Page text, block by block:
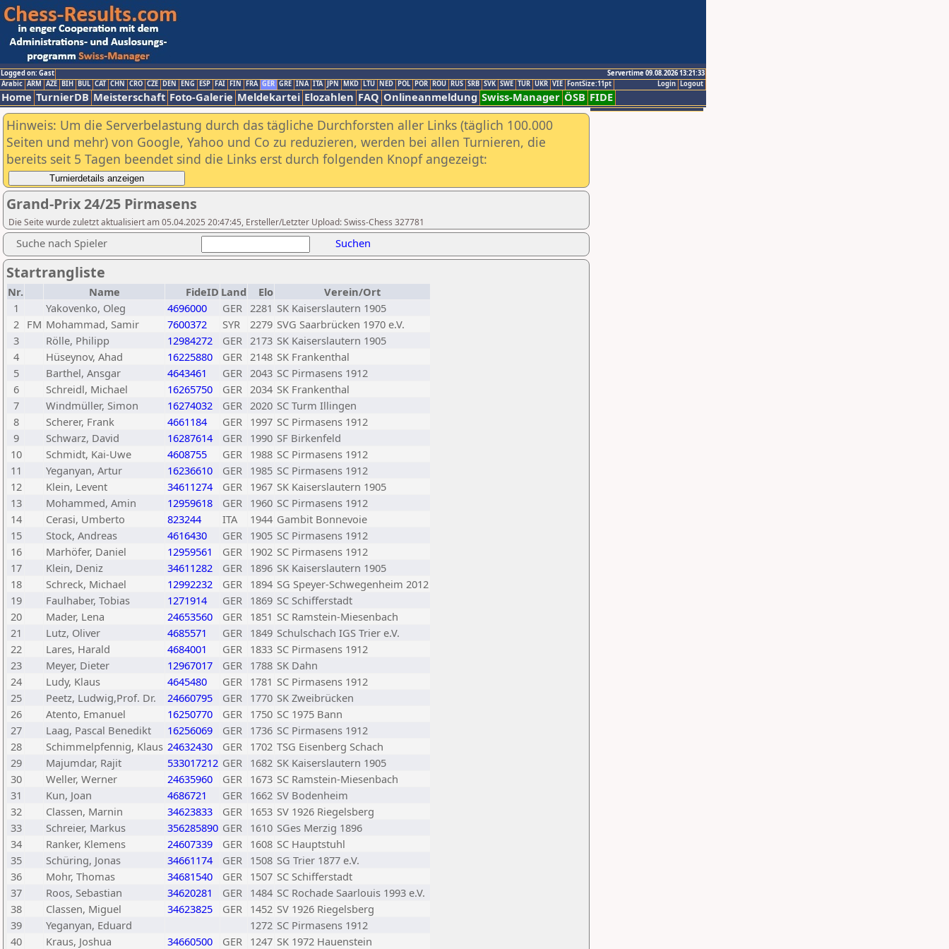
Logged on: Gast
Servertime 09.08.2026 13:21:33
Logout
Login
Arabic ARM AZE BIH BUL CAT CHN CRO CZE DEN ENG ESP FAI FIN FRA GER GRE INA ITA JPN MKD LTU NED POL POR ROU RUS SRB SVK SWE TUR UKR VIE FontSize:11pt
Home TurnierDB Meisterschaft Foto-Galerie Meldekartei Elozahlen FAQ Onlineanmeldung Swiss-Manager ÖSB FIDE
Hinweis: Um die Serverbelastung durch das tägliche Durchforsten aller Links (täglich 100.000
Seiten und mehr) von Google, Yahoo und Co zu reduzieren, werden bei allen Turnieren, die
bereits seit 5 Tagen beendet sind die Links erst durch folgenden Knopf angezeigt:
Grand-Prix 24/25 Pirmasens
Die Seite wurde zuletzt aktualisiert am 05.04.2025 20:47:45, Ersteller/Letzter Upload: Swiss-Chess 327781
Suche nach Spieler Suchen
Startrangliste
Nr. Name FideID Land Elo
Verein/Ort
1
Yakovenko, Oleg 4696000 GER 2281 SK Kaiserslautern 1905
2
FM Mohammad, Samir 7600372 SYR 2279 SVG Saarbrücken 1970 e.V.
3
Rölle, Philipp 12984272 GER 2173 SK Kaiserslautern 1905
4
Hüseynov, Ahad 16225880 GER 2148 SK Frankenthal
5
Barthel, Ansgar 4643461 GER 2043 SC Pirmasens 1912
6
Schreidl, Michael 16265750 GER 2034 SK Frankenthal
7
Windmüller, Simon 16274032 GER 2020 SC Turm Illingen
8
Scherer, Frank 4661184 GER 1997 SC Pirmasens 1912
9
Schwarz, David 16287614 GER 1990 SF Birkenfeld
10
Schmidt, Kai-Uwe 4608755 GER 1988 SC Pirmasens 1912
11
Yeganyan, Artur 16236610 GER 1985 SC Pirmasens 1912
12
Klein, Levent 34611274 GER 1967 SK Kaiserslautern 1905
13
Mohammed, Amin 12959618 GER 1960 SC Pirmasens 1912
14
Cerasi, Umberto 823244 ITA 1944 Gambit Bonnevoie
15
Stock, Andreas 4616430 GER 1905 SC Pirmasens 1912
16
Marhöfer, Daniel 12959561 GER 1902 SC Pirmasens 1912
17
Klein, Deniz 34611282 GER 1896 SK Kaiserslautern 1905
18
Schreck, Michael 12992232 GER 1894 SG Speyer-Schwegenheim 2012
19
Faulhaber, Tobias 1271914 GER 1869 SC Schifferstadt
20
Mader, Lena 24653560 GER 1851 SC Ramstein-Miesenbach
21
Lutz, Oliver 4685571 GER 1849 Schulschach IGS Trier e.V.
22
Lares, Harald 4684001 GER 1833 SC Pirmasens 1912
23
Meyer, Dieter 12967017 GER 1788 SK Dahn
24
Ludy, Klaus 4645480 GER 1781 SC Pirmasens 1912
25
Peetz, Ludwig,Prof. Dr. 24660795 GER 1770 SK Zweibrücken
26
Atento, Emanuel 16250770 GER 1750 SC 1975 Bann
27
Laag, Pascal Benedikt 16256069 GER 1736 SC Pirmasens 1912
28
Schimmelpfennig, Klaus 24632430 GER 1702 TSG Eisenberg Schach
29
Majumdar, Rajit 533017212 GER 1682 SK Kaiserslautern 1905
30
Weller, Werner 24635960 GER 1673 SC Ramstein-Miesenbach
31
Kun, Joan 4686721 GER 1662 SV Bodenheim
32
Classen, Marnin 34623833 GER 1653 SV 1926 Riegelsberg
33
Schreier, Markus 356285890 GER 1610 SGes Merzig 1896
34
Ranker, Klemens 24607339 GER 1608 SC Hauptstuhl
35
Schüring, Jonas 34661174 GER 1508 SG Trier 1877 e.V.
36
Mohr, Thomas 34681540 GER 1507 SC Schifferstadt
37
Roos, Sebastian 34620281 GER 1484 SC Rochade Saarlouis 1993 e.V.
38
Classen, Miguel 34623825 GER 1452 SV 1926 Riegelsberg
39
Yeganyan, Eduard 1272 SC Pirmasens 1912
40
Kraus, Joshua 34660500 GER 1247 SK 1972 Hauenstein